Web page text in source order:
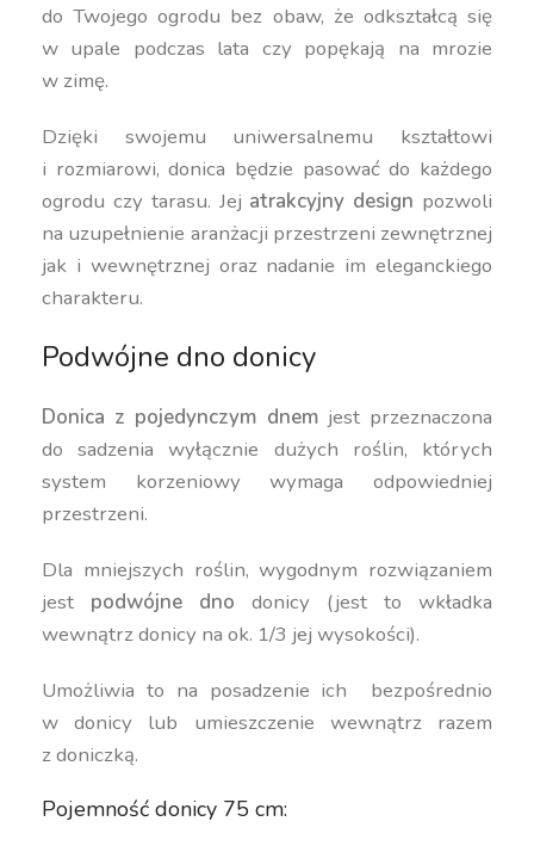
do Twojego ogrodu bez obaw, że odkształcą się
w upale podczas lata czy popękają na mrozie
w zimę.
Dzięki swojemu uniwersalnemu kształtowi
i rozmiarowi, donica będzie pasować do każdego
ogrodu czy tarasu. Jej atrakcyjny design pozwoli
na uzupełnienie aranżacji przestrzeni zewnętrznej
jak i wewnętrznej oraz nadanie im eleganckiego
charakteru.
Podwójne dno donicy
Donica z pojedynczym dnemjest przeznaczona
do sadzenia wyłącznie dużych roślin, których
system korzeniowy wymaga odpowiedniej
przestrzeni.
Dla mniejszych roślin, wygodnym rozwiązaniem
jest podwójne dno donicy (jest to wkładka
wewnątrz donicy na ok. 1/3 jej wysokości).
Umożliwia to na posadzenie ich bezpośrednio
w donicy lub umieszczenie wewnątrz razem
z doniczką.
Pojemność donicy 75 cm: